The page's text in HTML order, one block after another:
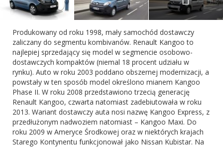
Produkowany od roku 1998, mały samochód dostawczy
zaliczany do segmentu kombivanów. Renault Kangoo to
najlepiej sprzedający się model w segmencie osobowo-
dostawczych kompaktów (niemal 18 procent udziału w
rynku). Auto w roku 2003 poddano obszernej modernizacji, a
powstały w ten sposób model określono mianem Kangoo
Phase II. W roku 2008 przedstawiono trzecią generację
Renault Kangoo, czwarta natomiast zadebiutowała w roku
2013. Wariant dostawczy auta nosi nazwę Kangoo Express, z
przedłużonym nadwoziem natomiast – Kangoo Maxi. Do
roku 2009 w Ameryce Środkowej oraz w niektórych krajach
Starego Kontynentu funkcjonował jako Nissan Kubistar. Na